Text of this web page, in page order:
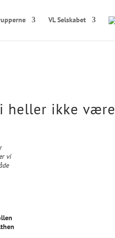
VL Selskabet
heller ikke være
vi